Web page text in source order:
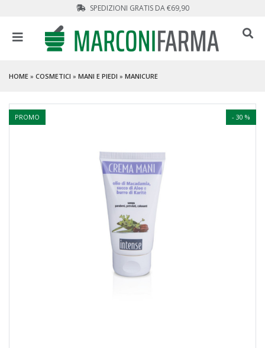
SPEDIZIONI GRATIS DA €69,90
HOME » COSMETICI » MANI E PIEDI » MANICURE
- 30 %
PROMO